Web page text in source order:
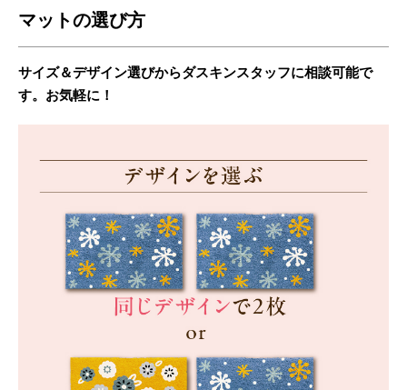
マットの選び方
サイズ＆デザイン選びからダスキンスタッフに相談可能で
す。お気軽に！